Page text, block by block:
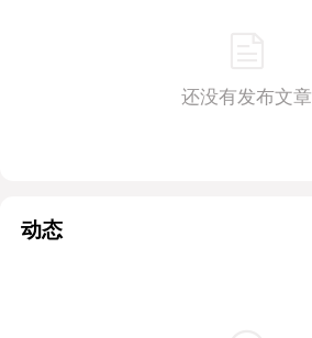
还没有发布文章
动态